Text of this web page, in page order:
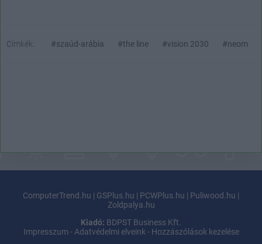
Címkék: #szaúd-arábia #the line #vision 2030 #neom
ComputerTrend.hu | GSPlus.hu | PCWPlus.hu | Puliwood.hu |
Zoldpalya.hu
Kiadó: BDPST Business Kft.
Impresszum -Adatvédelmi elveink- Hozzászólások kezelése